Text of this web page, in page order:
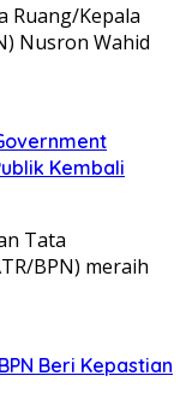
Ruang/Kepala
Nusron Wahid
Kembali
Tata
BPN) meraih
Beri Kepastian